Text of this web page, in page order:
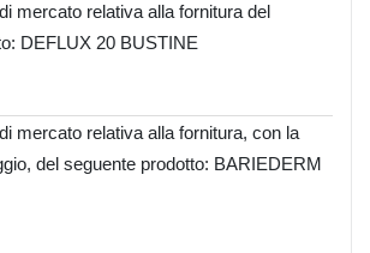
mercato relativa alla fornitura del
DEFLUX 20 BUSTINE
mercato relativa alla fornitura, con la
del seguente prodotto: BARIEDERM